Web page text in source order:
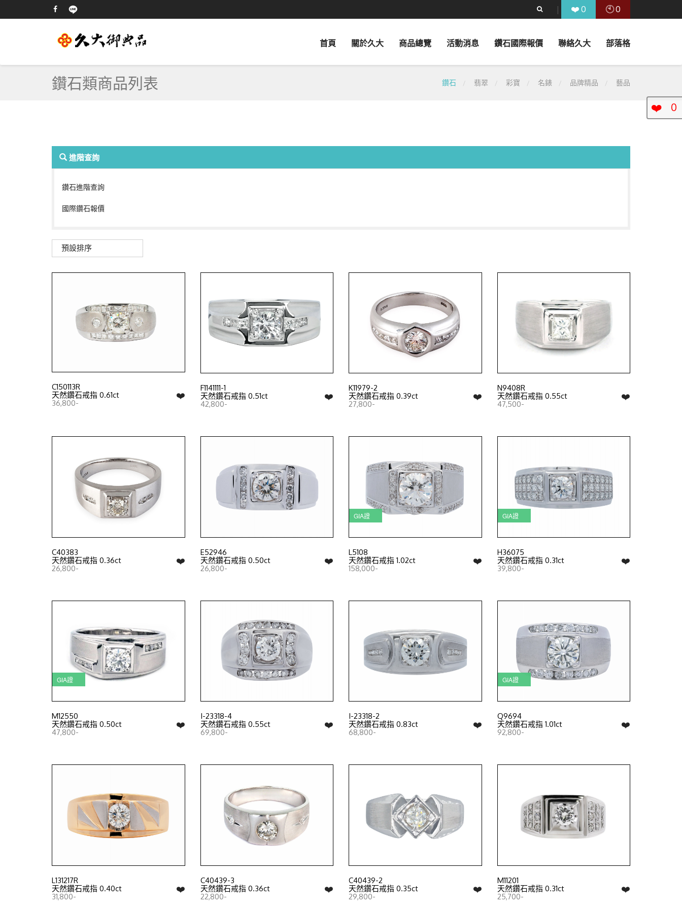
❤️ 0 🕙0
首頁 關於久大 商品總覽 活動消息 鑽石國際報價 聯絡久大 部落格
鑽石類商品列表 鑽石 翡翠 彩寶 名錶 品牌精品 藝品
進階查詢
鑽石進階查詢
國際鑽石報價
預設排序
C150113R
❤️
天然鑽石戒指 0.61ct
36,800-
F1141111-1
❤️
天然鑽石戒指 0.51ct
42,800-
K11979-2
❤️
天然鑽石戒指 0.39ct
27,800-
N9408R
❤️
天然鑽石戒指 0.55ct
47,500-
C40383
❤️
天然鑽石戒指 0.36ct
26,800-
E52946
❤️
天然鑽石戒指 0.50ct
26,800-
GIA證
L5108
❤️
天然鑽石戒指 1.02ct
158,000-
GIA證
H36075
❤️
天然鑽石戒指 0.31ct
39,800-
GIA證
M12550
❤️
天然鑽石戒指 0.50ct
47,800-
I-23318-4
❤️
天然鑽石戒指 0.55ct
69,800-
I-23318-2
❤️
天然鑽石戒指 0.83ct
68,800-
GIA證
Q9694
❤️
天然鑽石戒指 1.01ct
92,800-
L131217R
❤️
天然鑽石戒指 0.40ct
31,800-
C40439-3
❤️
天然鑽石戒指 0.36ct
22,800-
C40439-2
❤️
天然鑽石戒指 0.35ct
29,800-
M11201
❤️
天然鑽石戒指 0.31ct
25,700-
❤️ 0